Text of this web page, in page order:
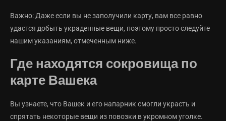
Важно: Даже если вы не заполучили карту, вам все равно
удастся добыть украденные вещи, поэтому просто следуйте
нашим указаниям, отмеченным ниже.
Где находятся сокровища по
карте Вашека
Вы узнаете, что Вашек и его напарник смогли украсть и
спрятать некоторые вещи из повозки в укромном уголке.